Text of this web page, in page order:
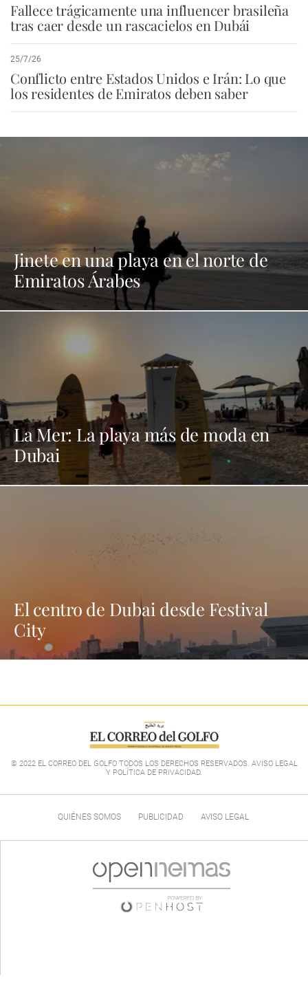
Fallece trágicamente una influencer brasileña
tras caer desde un rascacielos en Dubái
25/7/26
Conflicto entre Estados Unidos e Irán: Lo que
los residentes de Emiratos deben saber
Jinete en una playa en el norte de
Emiratos Árabes
La Mer: La playa más de moda en
Dubai
El centro de Dubai desde Festival
City
© 2022 EL CORREO DEL GOLFO TODOS LOS DERECHOS RESERVADOS. AVISO LEGAL
Y POLÍTICA DE PRIVACIDAD.
QUIÉNES SOMOS PUBLICIDAD AVISO LEGAL